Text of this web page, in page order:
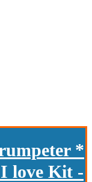
*
love Kit -